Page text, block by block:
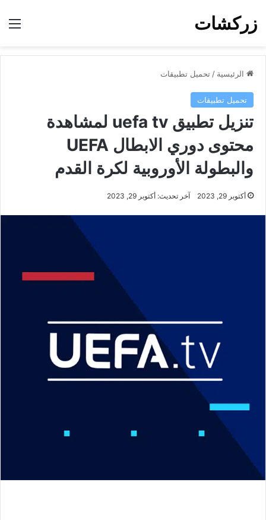
زركشات
الرئيسية / تحميل تطبيقات
تحميل تطبيقات
تنزيل تطبيق uefa tv لمشاهدة
محتوى دوري الابطال UEFA
والبطولة الأوروبية لكرة القدم
أكتوبر 29, 2023 آخر تحديث: أكتوبر 29, 2023